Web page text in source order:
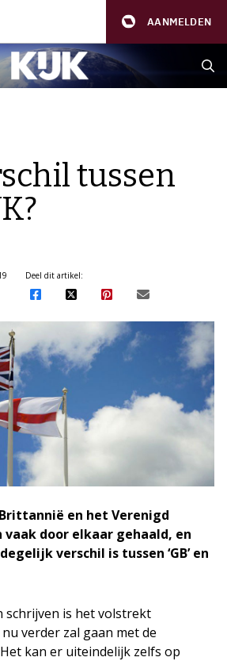
AANMELDEN
tussen
Deel dit artikel:
en het Verenigd
door elkaar gehaald, en
verschil is tussen ‘GB’ en
schrijven is het volstrekt
verder zal gaan met de
kan er uiteindelijk zelfs op